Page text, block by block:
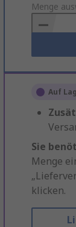
to
Basket
Menge
Auf
Sie
Menge
klicken.